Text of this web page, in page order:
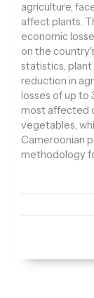
agriculture,
affect plants.
economic
on the
statistics, plant
reduction in
losses of up to
most affected
vegetables,
Cameroonian
methodology